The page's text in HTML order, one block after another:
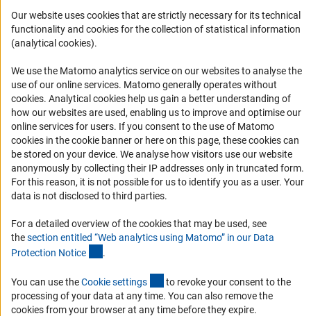
Задачи DFG
История DFG
Финансирование
Совместные конкурсы с российскими партнёрскими
организациями
Партнёры DFG в России
Часто задаваемые вопросы (FAQ)
DFG Newsletter
Subscribe
Our website uses cookies that are strictly necessary for its technical
functionality and cookies for the collection of statistical information
(analytical cookies).
We use the Matomo analytics service on our websites to analyse the
use of our online services. Matomo generally operates without
cookies(Anc
. Analytical cookies help us gain a better understanding of
how our websites are used, enabling us to improve and optimise our
online services for users. If you consent to the use of Matomo
cookies in the cookie banner or here on this page, these cookies can
be stored on your device. We analyse how visitors use our website
anonymously by collecting their IP addresses only in truncated form.
For this reason, it is not possible for us to identify you as a user. Your
data is not disclosed to third parties.
For a detailed overview of the cookies that may be used, see
thesection entitled “Web analytics using Matomo” in our Data
Protection Notice .
You can use theCookie settings (externer Link)
to revoke your consent to the
processing of your data at any time. You can also remove the
cookies from your browser at any time before they expire.